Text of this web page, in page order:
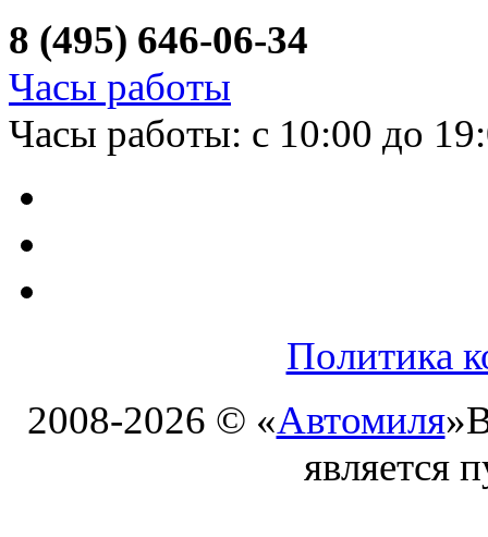
8 (495) 646-06-34
Часы работы
Часы работы: с 10:00 до
Политика
2008-2026 © «Автомиля»
является